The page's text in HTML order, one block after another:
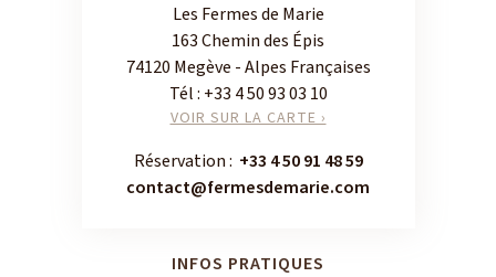
Les Fermes de Marie
163 Chemin des Épis
74120 Megève - Alpes Françaises
Tél : +33 4 50 93 03 10
VOIR SUR LA CARTE ›
Réservation : +33 4 50 91 48 59
contact@fermesdemarie.com
INFOS PRATIQUES